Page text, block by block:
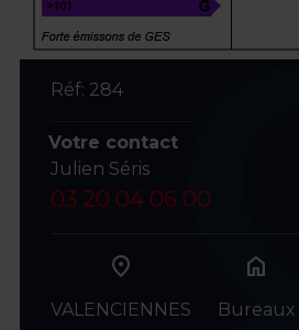
Réf: 284
Votre contact
Julien Séris
03 20 04 06 00
VALENCIENNES
home
Bureaux